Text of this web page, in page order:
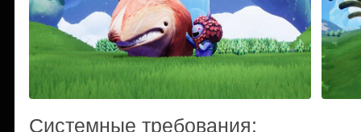
Системные требования: